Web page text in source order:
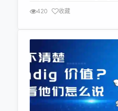
做了增强。能够同时编译到
420 收藏